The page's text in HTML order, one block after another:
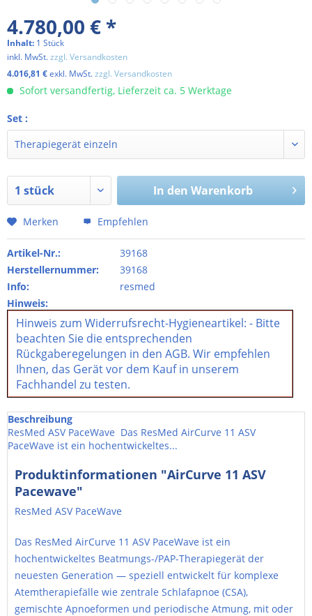
4.780,00 € *
Inhalt: 1 Stück
inkl. MwSt.zzgl. Versandkosten
4.016,81 €exkl. MwSt.zzgl. Versandkosten
Sofort versandfertig, Lieferzeit ca. 5 Werktage
Set :
In den Warenkorb
Merken Empfehlen
Artikel-Nr.:
39168
Herstellernummer:
39168
Info:
resmed
Hinweis:
Hinweis zum Widerrufsrecht-Hygieneartikel: - Bitte
beachten Sie die entsprechenden
Rückgaberegelungen in den AGB. Wir empfehlen
Ihnen, das Gerät vor dem Kauf in unserem
Fachhandel zu testen.
Beschreibung
ResMed ASV PaceWave Das ResMed AirCurve 11 ASV
PaceWave ist ein hochentwickeltes...
Produktinformationen "AirCurve 11 ASV
Pacewave"
ResMed ASV PaceWave
Das ResMed AirCurve 11 ASV PaceWave ist ein
hochentwickeltes Beatmungs-/PAP-Therapiegerät der
neuesten Generation — speziell entwickelt für komplexe
Atemtherapiefälle wie zentrale Schlafapnoe (CSA),
gemischte Apnoeformen und periodische Atmung, mit oder